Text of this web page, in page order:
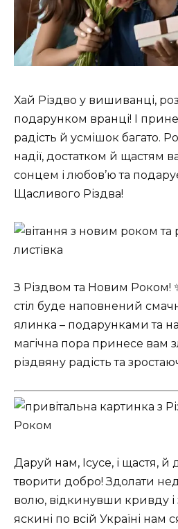
Хай Різдво у вишиванці,
подарунком вранці! І
радість й усмішок багато.
надії, достатком й щастям вас
сонцем і любов’ю та
Щасливого Різдва!
З Різдвом та Новим Роком!
стіл буде наповнений
ялинка – подарунками та
магічна пора принесе вам
різдвяну радість та
Даруй нам, Ісусе, і щастя,
творити добро! Здолати
волю, відкинувши кривду і
яскині по всій Україні нам